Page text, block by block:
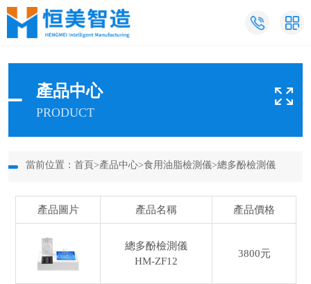
產品中心
PRODUCT
當前位置： 首頁>產品中心>食用油脂檢測儀>總多酚檢測儀
產品圖片 產品名稱 產品價格
總多酚檢測儀
HM-ZF12
3800元